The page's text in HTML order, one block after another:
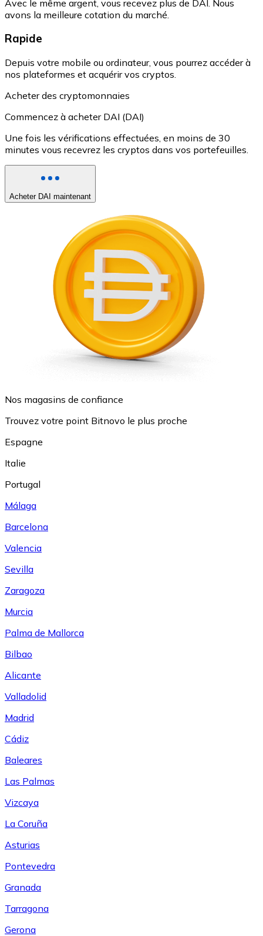
Avec le même argent, vous recevez plus de DAI. Nous
avons la meilleure cotation du marché.
Rapide
Depuis votre mobile ou ordinateur, vous pourrez accéder à
nos plateformes et acquérir vos cryptos.
Acheter des cryptomonnaies
Commencez à acheter DAI (DAI)
Une fois les vérifications effectuées, en moins de 30
minutes vous recevrez les cryptos dans vos portefeuilles.
Acheter DAI maintenant
Nos magasins de confiance
Trouvez votre point Bitnovo le plus proche
Espagne
Italie
Portugal
Málaga
Barcelona
Valencia
Sevilla
Zaragoza
Murcia
Palma de Mallorca
Bilbao
Alicante
Valladolid
Madrid
Cádiz
Baleares
Las Palmas
Vizcaya
La Coruña
Asturias
Pontevedra
Granada
Tarragona
Gerona